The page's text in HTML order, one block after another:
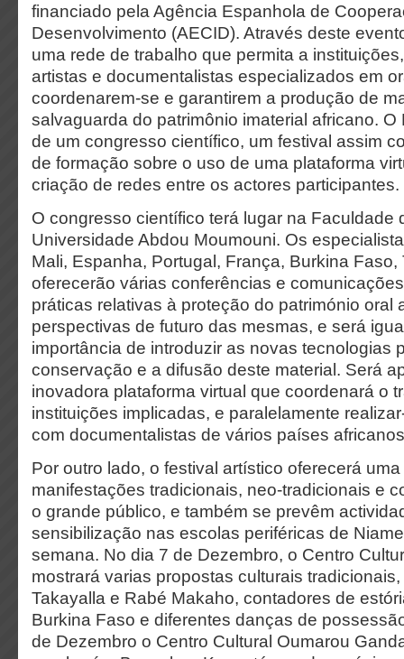
financiado pela Agência Espanhola de
Desenvolvimento (AECID). Através deste
uma rede de trabalho que permita a
artistas e documentalistas especializados em
coordenarem-se e garantirem a produção de
salvaguarda do patrimônio imaterial africano.
de um congresso científico, um festival assim
de formação sobre o uso de uma plataforma
criação de redes entre os actores participantes.
O congresso científico terá lugar na Faculdade
Universidade Abdou Moumouni. Os
Mali, Espanha, Portugal, França, Burkina Faso,
oferecerão várias conferências e
práticas relativas à proteção do património oral
perspectivas de futuro das mesmas, e será
importância de introduzir as novas tecnologias
conservação e a difusão deste material. Será
inovadora plataforma virtual que coordenará o
instituições implicadas, e paralelamente
com documentalistas de vários países
Por outro lado, o festival artístico oferecerá
manifestações tradicionais, neo-tradicionais e
o grande público, e também se prevêm
sensibilização nas escolas periféricas de
semana. No dia 7 de Dezembro, o Centro
mostrará varias propostas culturais
Takayalla e Rabé Makaho, contadores de
Burkina Faso e diferentes danças de
de Dezembro o Centro Cultural Oumarou